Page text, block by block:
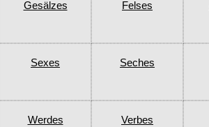
Gesälzes Felses
Sexes Seches
Werdes Verbes